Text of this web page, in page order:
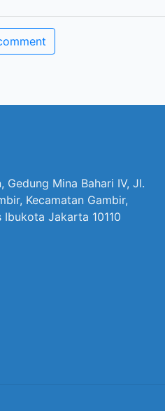
Gedung Mina Bahari IV, Jl.
Kecamatan Gambir,
Ibukota Jakarta 10110